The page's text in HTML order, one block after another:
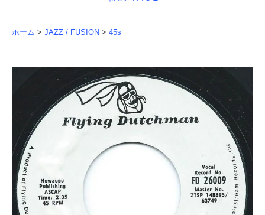
ホーム > JAZZ / FUSION > 45s